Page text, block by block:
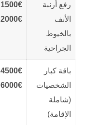
رفع أرنبة
الأنف
بالخيوط
الجراحية
2000€
باقة كبار
الشخصيات
(شاملة
الإقامة)
6000€